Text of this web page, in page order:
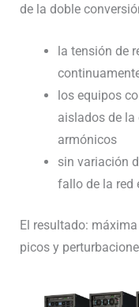
de la doble
la tensión de
los equipos
aislados de
armónicos
sin variación
fallo de la red
El resultado:
picos y